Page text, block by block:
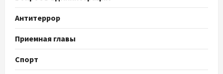
Антитеррор
Приемная главы
Спорт